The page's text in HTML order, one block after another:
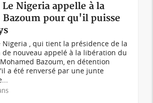
Nigeria appelle à la
pour qu'il puisse
Nigeria , qui tient la présidence de la
de nouveau appelé à la libération du
Bazoum, en détention
a été renversé par une junte